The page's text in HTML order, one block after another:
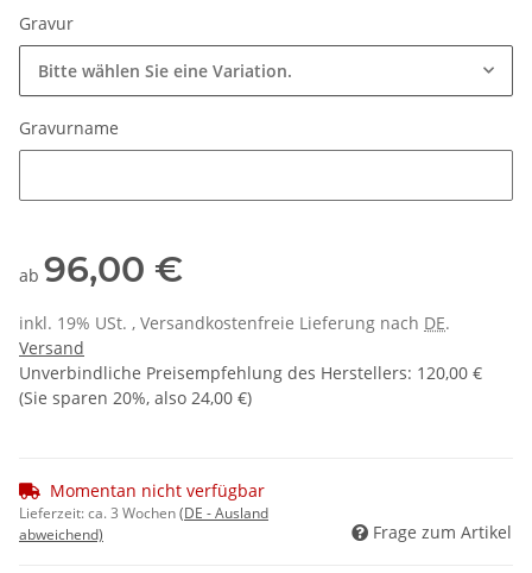
Gravur
Bitte wählen Sie eine Variation.
Gravurname
ab 96,00 €
inkl. 19% USt. , Versandkostenfreie Lieferung nach DE.
Versand
Unverbindliche Preisempfehlung des Herstellers: 120,00 €
(Sie sparen 20%, also 24,00 €)
Momentan nicht verfügbar
Lieferzeit:ca. 3 Wochen(DE - Ausland
abweichend)
Frage zum Artikel